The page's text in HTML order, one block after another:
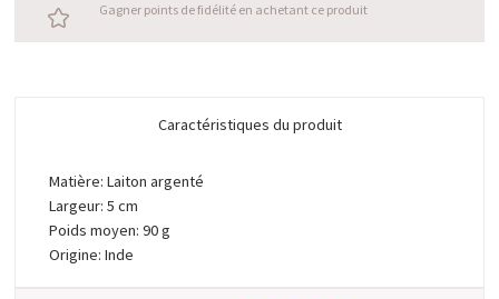
Gagner points de fidélité en achetant ce produit
Caractéristiques du produit
Matière: Laiton argenté
Largeur: 5 cm
Poids moyen: 90 g
Origine: Inde